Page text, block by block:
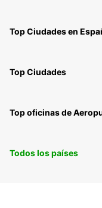
Top Ciudades en
Top Ciudades
Top oficinas de
Todos los países